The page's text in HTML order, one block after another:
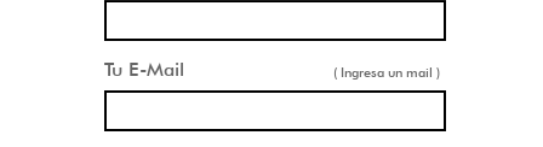
Tu E-Mail ( Ingresa un mail )